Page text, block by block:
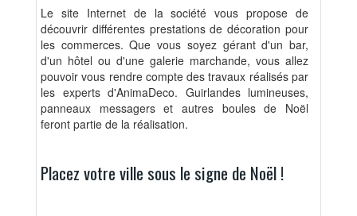
Le site Internet de la société vous propose de
découvrir différentes prestations de décoration pour
les commerces. Que vous soyez gérant d'un bar,
d'un hôtel ou d'une galerie marchande, vous allez
pouvoir vous rendre compte des travaux réalisés par
les experts d'AnimaDeco. Guirlandes lumineuses,
panneaux messagers et autres boules de Noël
feront partie de la réalisation.
Placez votre ville sous le signe de Noël !